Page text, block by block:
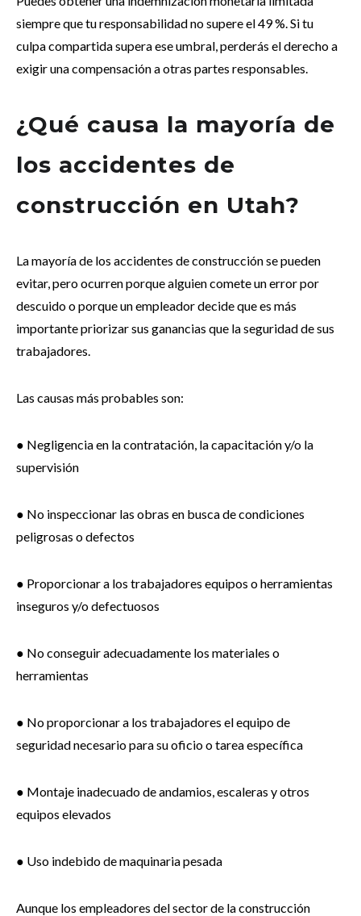
siempre que tu responsabilidad no supere el 49 %. Si tu
culpa compartida supera ese umbral, perderás el derecho a
exigir una compensación a otras partes responsables.
¿Qué causa la mayoría de
los accidentes de
construcción en Utah?
La mayoría de los accidentes de construcción se pueden
evitar, pero ocurren porque alguien comete un error por
descuido o porque un empleador decide que es más
importante priorizar sus ganancias que la seguridad de sus
trabajadores.
Las causas más probables son:
● Negligencia en la contratación, la capacitación y/o la
supervisión
● No inspeccionar las obras en busca de condiciones
peligrosas o defectos
● Proporcionar a los trabajadores equipos o herramientas
inseguros y/o defectuosos
● No conseguir adecuadamente los materiales o
herramientas
● No proporcionar a los trabajadores el equipo de
seguridad necesario para su oficio o tarea específica
● Montaje inadecuado de andamios, escaleras y otros
equipos elevados
● Uso indebido de maquinaria pesada
Aunque los empleadores del sector de la construcción